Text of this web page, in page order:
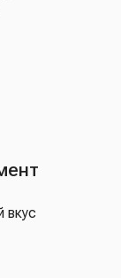
вкус